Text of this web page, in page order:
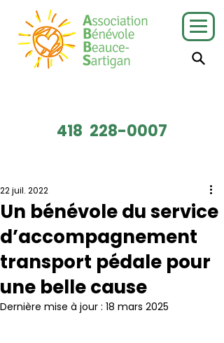
418 228-0007
Un bénévole du service
d’accompagnement
transport pédale pour
une belle cause
22 juil. 2022
Dernière mise à jour : 18 mars 2025